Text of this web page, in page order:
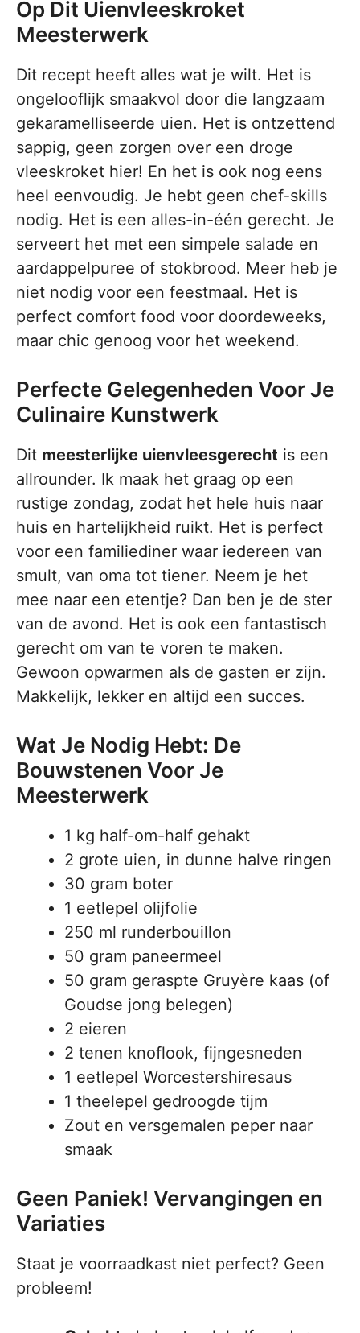
Op Dit Uienvleeskroket
Meesterwerk
Dit recept heeft alles wat je wilt. Het is
ongelooflijk smaakvol door die langzaam
gekaramelliseerde uien. Het is ontzettend
sappig, geen zorgen over een droge
vleeskroket hier! En het is ook nog eens
heel eenvoudig. Je hebt geen chef-skills
nodig. Het is een alles-in-één gerecht. Je
serveert het met een simpele salade en
aardappelpuree of stokbrood. Meer heb je
niet nodig voor een feestmaal. Het is
perfect comfort food voor doordeweeks,
maar chic genoog voor het weekend.
Perfecte Gelegenheden Voor Je
Culinaire Kunstwerk
Dit meesterlijke uienvleesgerecht is een
allrounder. Ik maak het graag op een
rustige zondag, zodat het hele huis naar
huis en hartelijkheid ruikt. Het is perfect
voor een familiediner waar iedereen van
smult, van oma tot tiener. Neem je het
mee naar een etentje? Dan ben je de ster
van de avond. Het is ook een fantastisch
gerecht om van te voren te maken.
Gewoon opwarmen als de gasten er zijn.
Makkelijk, lekker en altijd een succes.
Wat Je Nodig Hebt: De
Bouwstenen Voor Je
Meesterwerk
1 kg half-om-half gehakt
2 grote uien, in dunne halve ringen
30 gram boter
1 eetlepel olijfolie
250 ml runderbouillon
50 gram paneermeel
50 gram geraspte Gruyère kaas (of
Goudse jong belegen)
2 eieren
2 tenen knoflook, fijngesneden
1 eetlepel Worcestershiresaus
1 theelepel gedroogde tijm
Zout en versgemalen peper naar
smaak
Geen Paniek! Vervangingen en
Variaties
Staat je voorraadkast niet perfect? Geen
probleem!